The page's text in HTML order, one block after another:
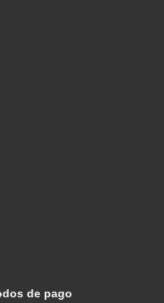
de pago